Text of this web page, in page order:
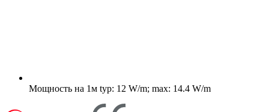
Мощность на 1м typ: 12 W/m; max: 14.4 W/m